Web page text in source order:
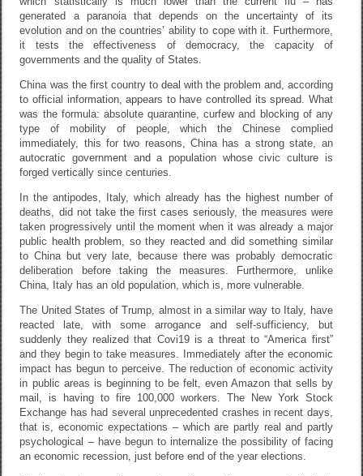
generated a paranoia that depends on the uncertainty of its
evolution and on the countries’ ability to cope with it. Furthermore,
it tests the effectiveness of democracy, the capacity of
governments and the quality of States.
China was the first country to deal with the problem and, according
to official information, appears to have controlled its spread. What
was the formula: absolute quarantine, curfew and blocking of any
type of mobility of people, which the Chinese complied
immediately, this for two reasons, China has a strong state, an
autocratic government and a population whose civic culture is
forged vertically since centuries.
In the antipodes, Italy, which already has the highest number of
deaths, did not take the first cases seriously, the measures were
taken progressively until the moment when it was already a major
public health problem, so they reacted and did something similar
to China but very late, because there was probably democratic
deliberation before taking the measures. Furthermore, unlike
China, Italy has an old population, which is, more vulnerable.
The United States of Trump, almost in a similar way to Italy, have
reacted late, with some arrogance and self-sufficiency, but
suddenly they realized that Covi19 is a threat to “America first”
and they begin to take measures. Immediately after the economic
impact has begun to perceive. The reduction of economic activity
in public areas is beginning to be felt, even Amazon that sells by
mail, is having to fire 100,000 workers. The New York Stock
Exchange has had several unprecedented crashes in recent days,
that is, economic expectations – which are partly real and partly
psychological – have begun to internalize the possibility of facing
an economic recession, just before end of the year elections.